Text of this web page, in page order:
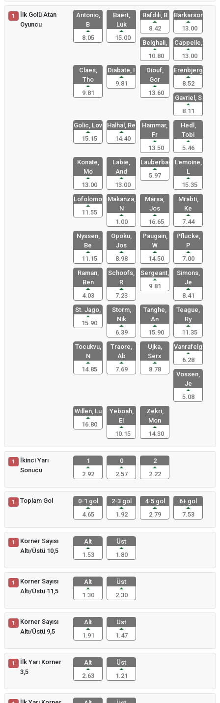
1
İlk Golü Atan
Oyuncu
Antonio,
B
8.05
Baert,
Luk
15.00
Bafdili, B
8.42
Barkarson,
13.00
Belghali,
10.80
Cappelle,
13.00
Claes,
Tho
9.81
Diabate, I
9.81
Diouf,
Gor
13.60
Erenbjerg,
8.52
Gavriel, S
8.11
Golic, Lov
15.15
Halhal, Re
14.40
Hammar,
Fr
13.50
Hedl,
Tobi
5.46
Konate,
Mo
13.00
Labie,
And
13.00
Lauberbach
5.97
Lemoine,
L
15.35
Lofolomo,
11.55
Makanza,
N
1.00
Marsa,
Jos
16.65
Mrabti,
Ke
7.44
Nyssen,
Be
11.15
Opoku,
Jos
8.98
Paugain,
W
14.50
Pflucke,
P
7.00
Raman,
Ben
4.03
Schoofs,
R
7.23
Sergeant,
9.81
Simons,
Je
8.41
St. Jago,
15.90
Storm,
Nik
6.39
Tanghe,
An
15.90
Teague,
Ry
11.35
Tocukvu,
N
14.85
Traore,
Ab
7.69
Ujka,
Serx
8.78
Vanrafelgh
6.28
Vossen,
Je
5.08
Willen, Lu
16.80
Yeboah,
El
10.15
Zekri,
Mon
14.30
1
İkinci Yarı
Sonucu
1
2.92
0
2.57
2
2.22
1 Toplam Gol
0-1 gol
4.65
2-3 gol
1.92
4-5 gol
2.79
6+ gol
7.53
1
Korner Sayısı
Altı/Üstü 10,5
Alt
1.53
Üst
1.80
1
Korner Sayısı
Altı/Üstü 11,5
Alt
1.30
Üst
2.30
1
Korner Sayısı
Altı/Üstü 9,5
Alt
1.91
Üst
1.47
1
İlk Yarı Korner
3,5
Alt
2.63
Üst
1.21